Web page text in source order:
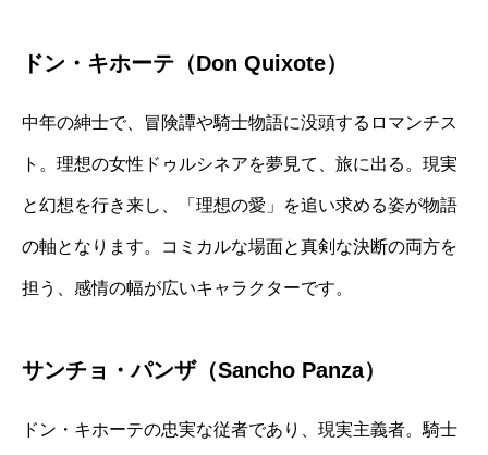
ドン・キホーテ（Don Quixote）
中年の紳士で、冒険譚や騎士物語に没頭するロマンチス
ト。理想の女性ドゥルシネアを夢見て、旅に出る。現実
と幻想を行き来し、「理想の愛」を追い求める姿が物語
の軸となります。コミカルな場面と真剣な決断の両方を
担う、感情の幅が広いキャラクターです。
サンチョ・パンザ（Sancho Panza）
ドン・キホーテの忠実な従者であり、現実主義者。騎士